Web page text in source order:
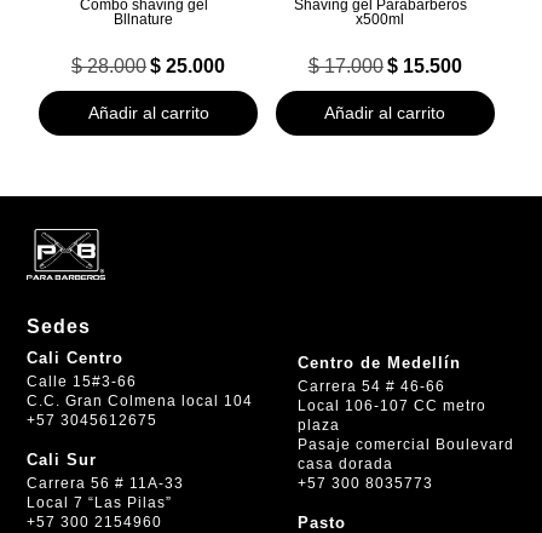
Combo shaving gel
Bllnature
$28.000 El
precio
original
era:
$ 25.000
actual
$ 25.000.
Añadir al carrito
Shaving gel Parabarberos
x500ml
$17.000 El
precio
original
era:
$15.500El
actual
$ 15.500.
Añadir al carrito
Sedes
Cali Centro
Calle 15#3-66
C.C. Gran Colmena local 104
+57 3045612675
Cali Sur
Carrera 56 # 11A-33
Local 7 “Las Pilas”
+57 300 2154960
Centro de Medellín
Carrera 54 # 46-66
Local 106-107 CC metro
plaza
Pasaje comercial Boulevard
casa dorada
+57 300 8035773
Pasto